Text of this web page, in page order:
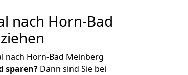
nach Horn-Bad
nach Horn-Bad Meinberg
sparen? Dann sind Sie bei